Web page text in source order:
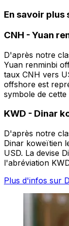
En savoir plus
CNH - Yuan
D'après notre
Yuan renminbi
taux CNH vers
offshore est
symbole de cette
KWD - Dinar
D'après notre
Dinar koweïtien
USD. La devise
l'abréviation
Plus d'infos sur